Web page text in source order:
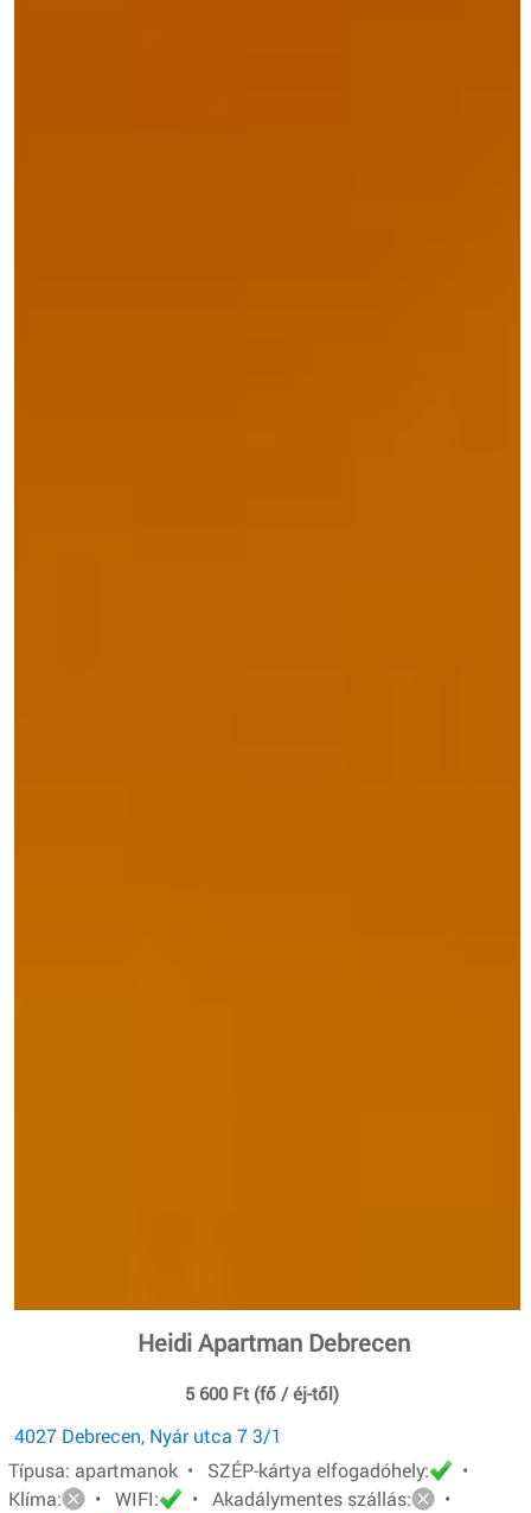
Heidi Apartman Debrecen
5 600 Ft (fő / éj-től)
4027 Debrecen, Nyár utca 7 3/1
Típusa: apartmanok • SZÉP-kártya elfogadóhely:
•
Klíma:
• WIFI: • Akadálymentes szállás:
•